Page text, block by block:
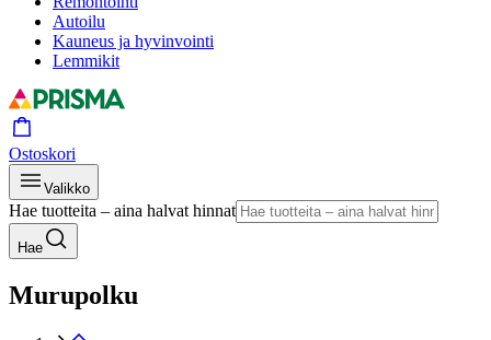
Autoilu
Kauneus ja hyvinvointi
Lemmikit
Ostoskori
Valikko
Hae tuotteita – aina halvat hinnat
Hae
Murupolku